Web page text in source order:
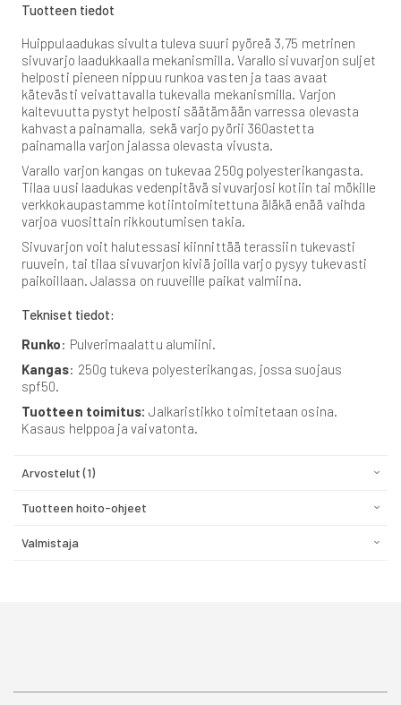
Tuotteen tiedot
Huippulaadukas sivulta tuleva suuri pyöreä 3,75 metrinen
sivuvarjo laadukkaalla mekanismilla. Varallo sivuvarjon suljet
helposti pieneen nippuu runkoa vasten ja taas avaat
kätevästi veivattavalla tukevalla mekanismilla. Varjon
kaltevuutta pystyt helposti säätämään varressa olevasta
kahvasta painamalla, sekä varjo pyörii 360astetta
painamalla varjon jalassa olevasta vivusta.
Varallo varjon kangas on tukevaa 250g polyesterikangasta.
Tilaa uusi laadukas vedenpitävä sivuvarjosi kotiin tai mökille
verkkokaupastamme kotiintoimitettuna äläkä enää vaihda
varjoa vuosittain rikkoutumisen takia.
Sivuvarjon voit halutessasi kiinnittää terassiin tukevasti
ruuvein, tai tilaa sivuvarjon kiviä joilla varjo pysyy tukevasti
paikoillaan. Jalassa on ruuveille paikat valmiina.
Tekniset tiedot:
Runko: Pulverimaalattu alumiini.
Kangas: 250g tukeva polyesterikangas, jossa suojaus
spf50.
Tuotteen toimitus: Jalkaristikko toimitetaan osina.
Kasaus helppoa ja vaivatonta.
Arvostelut 1
Tuotteen hoito-ohjeet
Valmistaja